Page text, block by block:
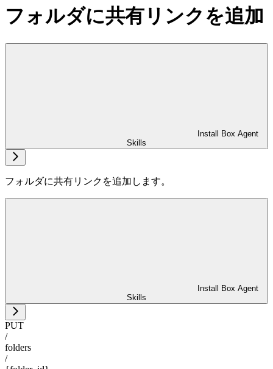
フォルダに共有リンクを追加
Install Box Agent
Skills
フォルダに共有リンクを追加します。
Install Box Agent
Skills
PUT
/
folders
/